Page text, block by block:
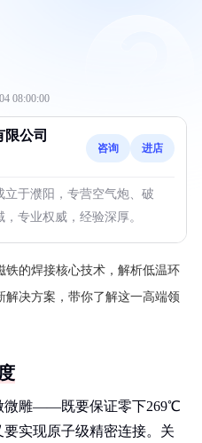
08:00:00
公司
咨询 进店
立于濮阳，专营空气炮、破
专业权威，经验深厚。
铁的焊接核心技术，解析低温环
决方案，带你了解这一高端领
微雕——既要保证零下269℃
实现原子级精密连接。关